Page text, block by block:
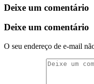
Deixe um comentário
Deixe um comentário
O seu endereço de e-mail